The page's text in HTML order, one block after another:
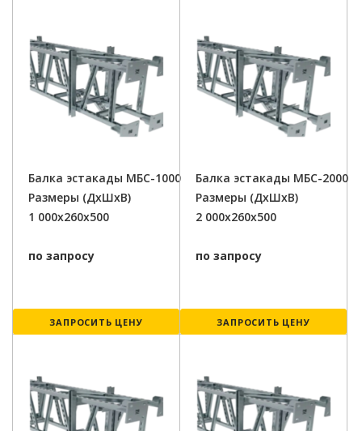
Балка эстакады МБС-1000
Размеры (ДxШxВ)
1 000x260x500
по запросу
ЗАПРОСИТЬ ЦЕНУ
Балка эстакады МБС-2000
Размеры (ДxШxВ)
2 000x260x500
по запросу
ЗАПРОСИТЬ ЦЕНУ